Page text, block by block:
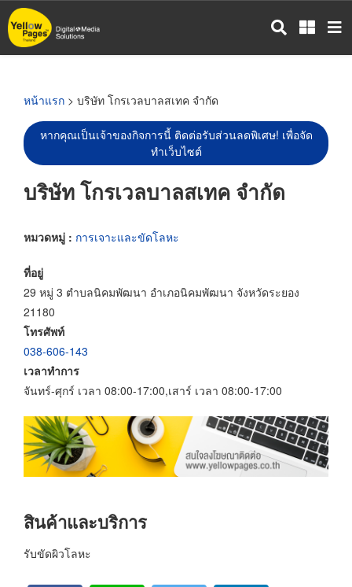
ข้าม
ไป
หน้าแรก > บริษัท โกรเวลบาลสเทค จำกัด
หากคุณเป็นเจ้าของกิจการนี้ ติดต่อรับส่วนลดพิเศษ! เพื่อจัด
ทำเว็บไซต์
บริษัท โกรเวลบาลสเทค จำกัด
หมวดหมู่ : การเจาะและขัดโลหะ
ที่อยู่
29 หมู่ 3 ตำบลนิคมพัฒนา อำเภอนิคมพัฒนา จังหวัดระยอง
21180
โทรศัพท์
038-606-143
เวลาทำการ
จันทร์-ศุกร์ เวลา 08:00-17:00,เสาร์ เวลา 08:00-17:00
สินค้าและบริการ
รับขัดผิวโลหะ